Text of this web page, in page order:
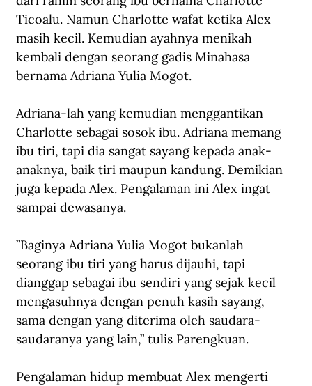
Ticoalu. Namun Charlotte wafat ketika Alex
masih kecil. Kemudian ayahnya menikah
kembali dengan seorang gadis Minahasa
bernama Adriana Yulia Mogot.
Adriana-lah yang kemudian menggantikan
Charlotte sebagai sosok ibu. Adriana memang
ibu tiri, tapi dia sangat sayang kepada anak-
anaknya, baik tiri maupun kandung. Demikian
juga kepada Alex. Pengalaman ini Alex ingat
sampai dewasanya.
”Baginya Adriana Yulia Mogot bukanlah
seorang ibu tiri yang harus dijauhi, tapi
dianggap sebagai ibu sendiri yang sejak kecil
mengasuhnya dengan penuh kasih sayang,
sama dengan yang diterima oleh saudara-
saudaranya yang lain,” tulis Parengkuan.
Pengalaman hidup membuat Alex mengerti